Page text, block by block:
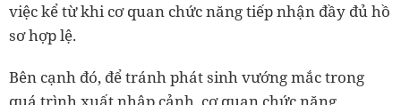
việc kể từ khi cơ quan chức năng tiếp nhận đầy đủ hồ
sơ hợp lệ.
Bên cạnh đó, để tránh phát sinh vướng mắc trong
quá trình xuất nhập cảnh, cơ quan chức năng